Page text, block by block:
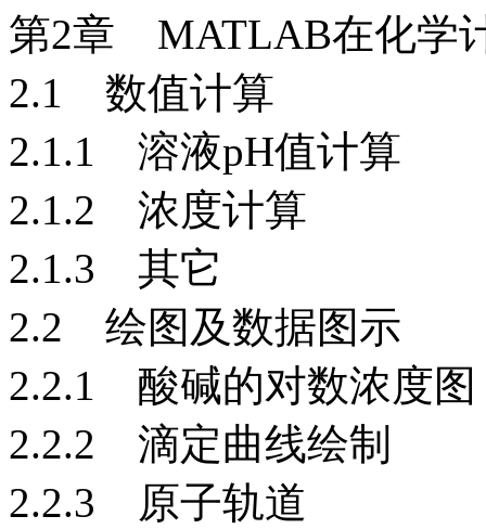
第2章 MATLAB在化学
2.1 数值计算
2.1.1 溶液pH值计算
2.1.2 浓度计算
2.1.3 其它
2.2 绘图及数据图示
2.2.1 酸碱的对数浓度图
2.2.2 滴定曲线绘制
2.2.3 原子轨道